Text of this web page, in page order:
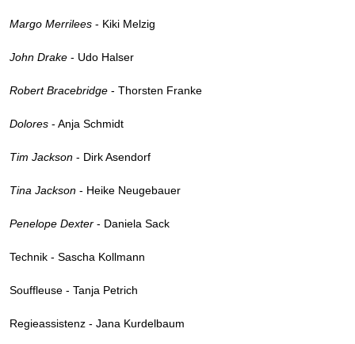
Margo Merrilees - Kiki Melzig
John Drake - Udo Halser
Robert Bracebridge - Thorsten Franke
Dolores - Anja Schmidt
Tim Jackson- Dirk Asendorf
Tina Jackson - Heike Neugebauer
Penelope Dexter - Daniela Sack
Technik - Sascha Kollmann
Souffleuse - Tanja Petrich
Regieassistenz - Jana Kurdelbaum